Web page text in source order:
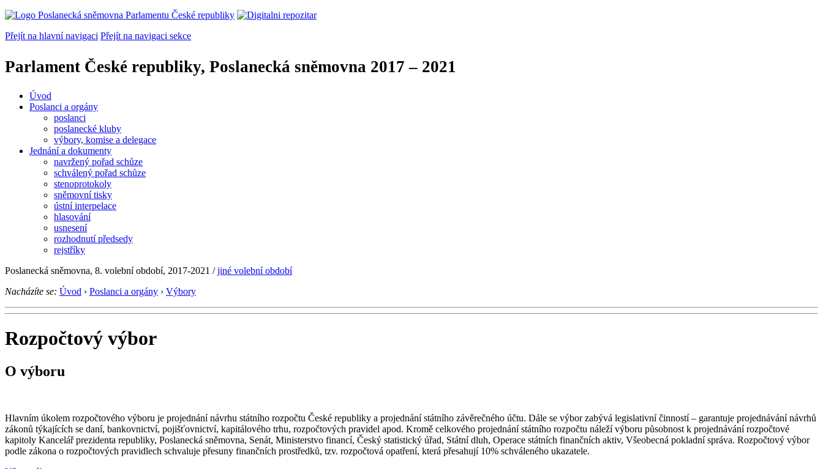
Přejít na hlavní navigaci Přejít na navigaci sekce
Parlament České republiky, Poslanecká sněmovna 2017 – 2021
Úvod
Poslanci a orgány
poslanci
poslanecké kluby
výbory, komise a delegace
Jednání a dokumenty
navržený pořad schůze
schválený pořad schůze
stenoprotokoly
sněmovní tisky
ústní interpelace
hlasování
usnesení
rozhodnutí předsedy
rejstříky
Poslanecká sněmovna, 8. volební období, 2017-2021 /jiné volební období
Nacházíte se: Úvod › Poslanci a orgány › Výbory
Rozpočtový výbor
O výboru
Hlavním úkolem rozpočtového výboru je projednání návrhu státního rozpočtu České republiky a projednání státního závěrečného účtu. Dále se výbor zabývá legislativní činností – garantuje projednávání návrhů
zákonů týkajících se daní, bankovnictví, pojišťovnictví, kapitálového trhu, rozpočtových pravidel apod. Kromě celkového projednání státního rozpočtu náleží výboru působnost k projednávání rozpočtové
kapitoly Kancelář prezidenta republiky, Poslanecká sněmovna, Senát, Ministerstvo financí, Český statistický úřad, Státní dluh, Operace státních finančních aktiv, Všeobecná pokladní správa. Rozpočtový výbor
podle zákona o rozpočtových pravidlech schvaluje přesuny finančních prostředků, tzv. rozpočtová opatření, která přesahují 10% schváleného ukazatele.